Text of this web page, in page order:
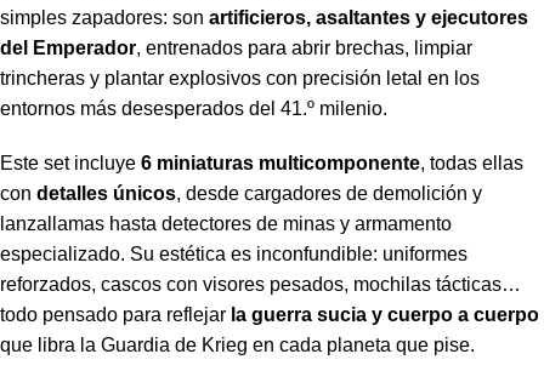
simples zapadores: son artificieros, asaltantes y ejecutores
del Emperador, entrenados para abrir brechas, limpiar
trincheras y plantar explosivos con precisión letal en los
entornos más desesperados del 41.º milenio.
Este set incluye 6 miniaturas multicomponente, todas ellas
con detalles únicos, desde cargadores de demolición y
lanzallamas hasta detectores de minas y armamento
especializado. Su estética es inconfundible: uniformes
reforzados, cascos con visores pesados, mochilas tácticas…
todo pensado para reflejar la guerra sucia y cuerpo a cuerpo
que libra la Guardia de Krieg en cada planeta que pise.